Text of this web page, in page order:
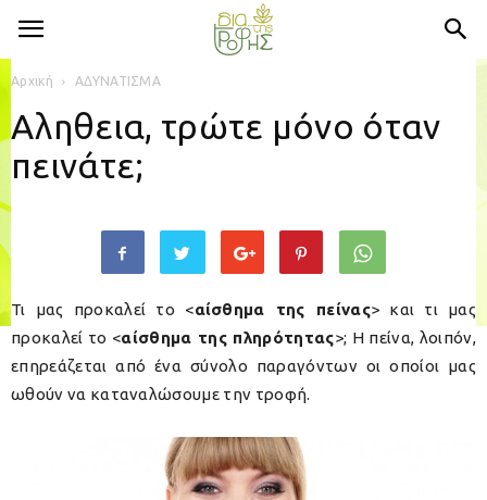
Αρχική ΑΔΥΝΑΤΙΣΜΑ
Αληθεια, τρώτε μόνο όταν
πεινάτε;
Τι μας προκαλεί το <αίσθημα της πείνας> και τι μας
προκαλεί το <αίσθημα της πληρότητας>; Η πείνα, λοιπόν,
επηρεάζεται από ένα σύνολο παραγόντων οι οποίοι μας
ωθούν να καταναλώσουμε την τροφή.